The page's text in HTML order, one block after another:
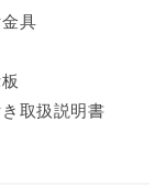
具
取扱説明書